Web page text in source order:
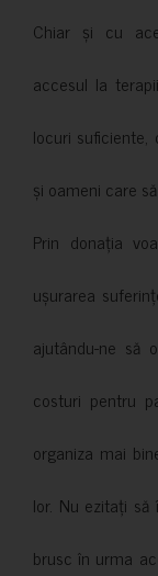
Chiar și cu
accesul la
locuri
și oameni care
Prin donația
ușurarea
ajutându-ne să
costuri pentru
organiza mai
lor. Nu ezitați
brusc în urma